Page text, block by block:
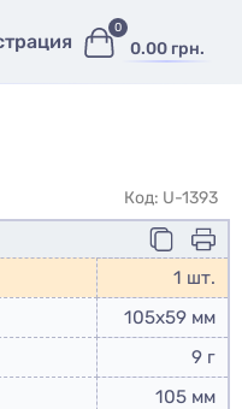
0.00 грн.
0
Код: U-1393
1 шт.
105х59 мм
9 г
105 мм